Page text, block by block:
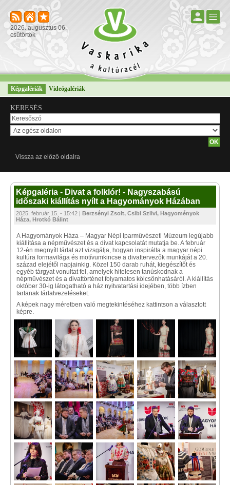
2026. augusztus 06.
csütörtök
Képgalériák Videógalériák
KERESÉS
Vissza az előző oldalra
Képgaléria - Divat a folklór! - Nagyszabású
időszaki kiállítás nyílt a Hagyományok Házában
2025. február 15. - 15:42 | Berzsényi Zsolt, Csibi Szilvi, Hagyoményok
Háza, Hrotkó Bálint
A Hagyományok Háza – Magyar Népi Iparművészeti Múzeum legújabb
kiállítása a népművészet és a divat kapcsolatát mutatja be. A február
12-én megnyílt tárlat azt vizsgálja, hogyan inspirálta a magyar népi
kultúra formavilága és motívumkincse a divattervezők munkáját a 20.
század elejétől napjainkig. Közel 150 darab ruhát, kiegészítőt és
egyéb tárgyat vonultat fel, amelyek hitelesen tanúskodnak a
népművészet és a divattörténet folyamatos kölcsönhatásáról. A kiállítás
október 30-ig látogatható a ház nyitvatartási idejében, több ízben
tartanak tárlatvezetéseket.
A képek nagy méretben való megtekintéséhez kattintson a választott
képre.